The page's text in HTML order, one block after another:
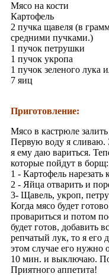
Мясо на кости
Картофель
2 пучка щавеля (в
средними пучками.)
1 пучок петрушки
1 пучок укропа
1 пучок зеленого лука
7 яиц
Приготовление:
Мясо в кастрюле
Первую воду я сливаю.
я ему даю вариться.
которые пойдут в борщ:
1 - Картофель нарезать
2 - Яйца отварить и
3- Щавель, укроп,
Когда мясо будет
провариться и потом
будет готов, добавить
репчатый лук, то я
этом случае его нужно
10 мин. и выключаю.
Приятного аппетита!